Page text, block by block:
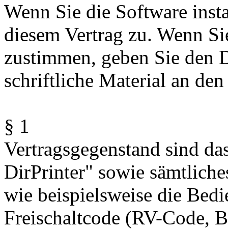
Wenn Sie die Software
diesem Vertrag zu. Wenn
zustimmen, geben Sie den
schriftliche Material an
§ 1
Vertragsgegenstand sind
DirPrinter" sowie
wie beispielsweise die
Freischaltcode (RV-Code,